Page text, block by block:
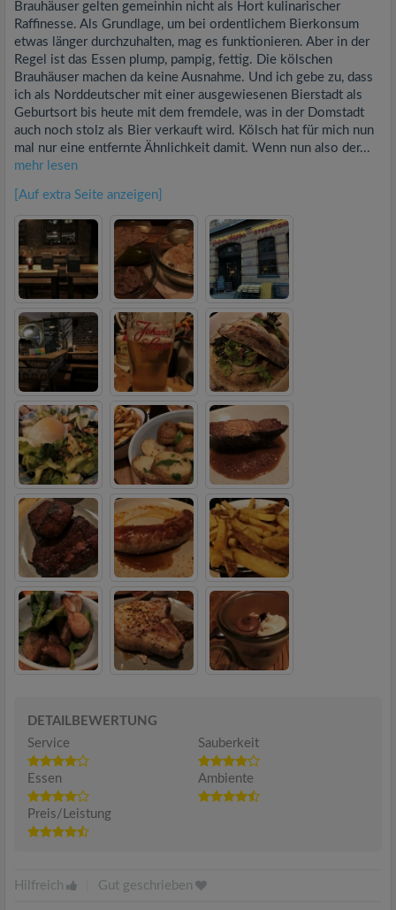
Brauhäuser gelten gemeinhin nicht als Hort kulinarischer
Raffinesse. Als Grundlage, um bei ordentlichem Bierkonsum
etwas länger durchzuhalten, mag es funktionieren. Aber in der
Regel ist das Essen plump, pampig, fettig. Die kölschen
Brauhäuser machen da keine Ausnahme. Und ich gebe zu, dass
ich als Norddeutscher mit einer ausgewiesenen Bierstadt als
Geburtsort bis heute mit dem fremdele, was in der Domstadt
auch noch stolz als Bier verkauft wird. Kölsch hat für mich nun
mal nur eine entfernte Ähnlichkeit damit. Wenn nun also der...
mehr lesen
[Auf extra Seite anzeigen]
DETAILBEWERTUNG
Service
Sauberkeit
Essen Ambiente
Preis/Leistung
Hilfreich Gut geschrieben